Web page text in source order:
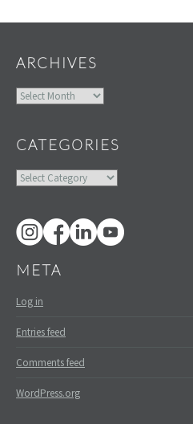
ARCHIVES
Archives
CATEGORIES
Categories
META
Log in
Entries feed
Comments feed
WordPress.org